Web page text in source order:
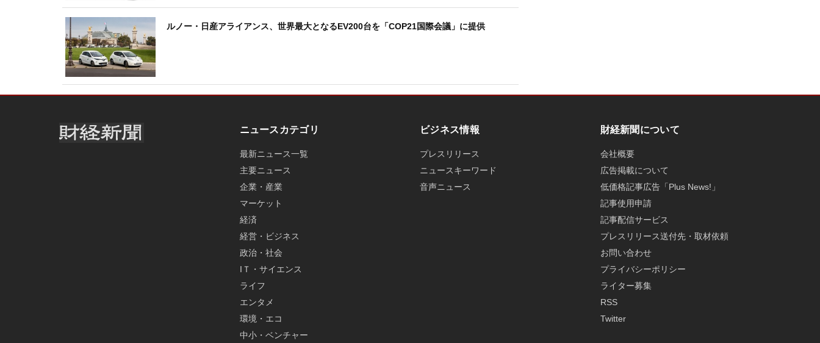
ルノー・日産アライアンス、世界最大となるEV200台を「COP21国際会議」に提供
ニュースカテゴリ
最新ニュース一覧
主要ニュース
企業・産業
マーケット
経済
経営・ビジネス
政治・社会
IＴ・サイエンス
ライフ
エンタメ
環境・エコ
中小・ベンチャー
ビジネス情報
プレスリリース
ニュースキーワード
音声ニュース
財経新聞について
会社概要
広告掲載について
低価格記事広告「Plus News!」
記事使用申請
記事配信サービス
プレスリリース送付先・取材依頼
お問い合わせ
プライバシーポリシー
ライター募集
RSS
Twitter